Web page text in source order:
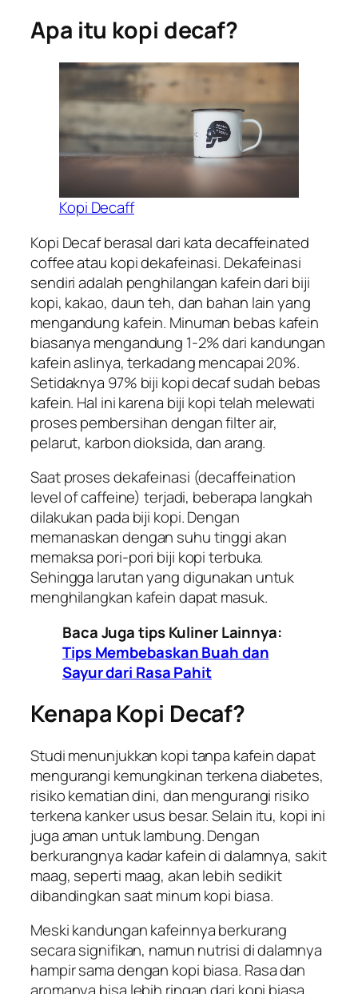
Apa itu kopi decaf?
Kopi Decaff
Kopi Decaf berasal dari kata decaffeinated
coffee atau kopi dekafeinasi. Dekafeinasi
sendiri adalah penghilangan kafein dari biji
kopi, kakao, daun teh, dan bahan lain yang
mengandung kafein. Minuman bebas kafein
biasanya mengandung 1-2% dari kandungan
kafein aslinya, terkadang mencapai 20%.
Setidaknya 97% biji kopi decaf sudah bebas
kafein. Hal ini karena biji kopi telah melewati
proses pembersihan dengan filter air,
pelarut, karbon dioksida, dan arang.
Saat proses dekafeinasi (decaffeination
level of caffeine) terjadi, beberapa langkah
dilakukan pada biji kopi. Dengan
memanaskan dengan suhu tinggi akan
memaksa pori-pori biji kopi terbuka.
Sehingga larutan yang digunakan untuk
menghilangkan kafein dapat masuk.
Baca Juga tips Kuliner Lainnya:
Tips Membebaskan Buah dan
Sayur dari Rasa Pahit
Kenapa Kopi Decaf?
Studi menunjukkan kopi tanpa kafein dapat
mengurangi kemungkinan terkena diabetes,
risiko kematian dini, dan mengurangi risiko
terkena kanker usus besar. Selain itu, kopi ini
juga aman untuk lambung. Dengan
berkurangnya kadar kafein di dalamnya, sakit
maag, seperti maag, akan lebih sedikit
dibandingkan saat minum kopi biasa.
Meski kandungan kafeinnya berkurang
secara signifikan, namun nutrisi di dalamnya
hampir sama dengan kopi biasa. Rasa dan